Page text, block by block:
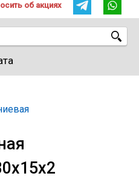
об акциях